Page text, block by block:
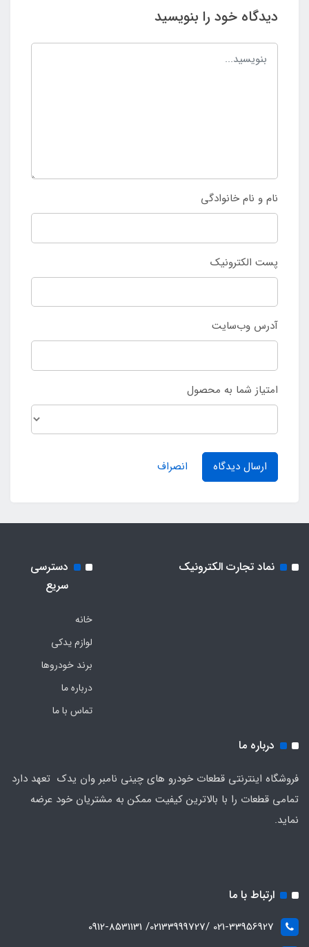
دیدگاه خود را بنویسید
نام و نام خانوادگی
پست الکترونیک
آدرس وب‌سایت
امتیاز شما به محصول
ارسال دیدگاه انصراف
نماد تجارت الکترونیک
دسترسی
سریع
خانه
لوازم یدکی
برند خودروها
درباره ما
تماس با ما
درباره ما
فروشگاه اینترنتی قطعات خودرو های چینی نامبر وان یدک تعهد دارد
تمامی قطعات را با بالاترین کیفیت ممکن به مشتریان خود عرضه
نماید.
ارتباط با ما
021-33956927 /02133999727/ 0912-8531131